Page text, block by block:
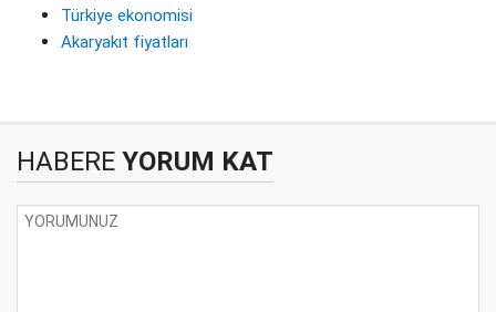
Türkiye ekonomisi
Akaryakıt fiyatları
HABERE YORUM KAT